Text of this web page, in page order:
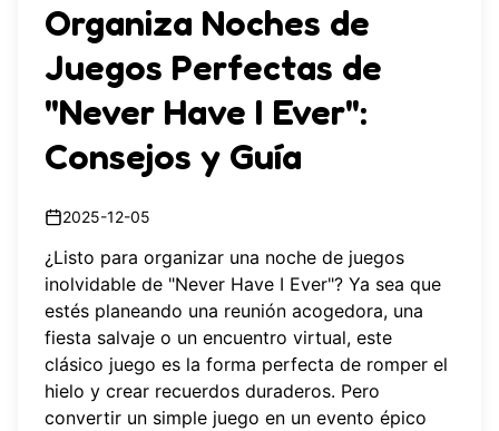
Organiza Noches de
Juegos Perfectas de
"Never Have I Ever":
Consejos y Guía
2025-12-05
¿Listo para organizar una noche de juegos
inolvidable de "Never Have I Ever"? Ya sea que
estés planeando una reunión acogedora, una
fiesta salvaje o un encuentro virtual, este
clásico juego es la forma perfecta de romper el
hielo y crear recuerdos duraderos. Pero
convertir un simple juego en un evento épico